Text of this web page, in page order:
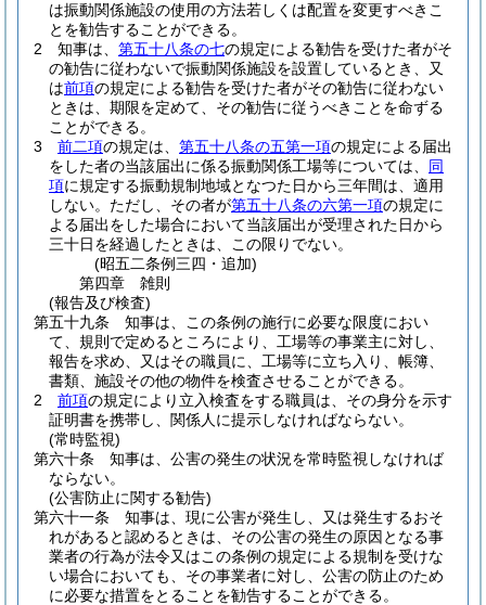
は振動関係施設の使用の方法若しくは配置を変更すべきこ
とを勧告することができる。
2
知事は、 第五十八条の七の規定による勧告を受けた者がそ
の勧告に従わないで振動関係施設を設置しているとき、又
は前項の規定による勧告を受けた者がその勧告に従わない
ときは、期限を定めて、その勧告に従うべきことを命ずる
ことができる。
3
前二項の規定は、 第五十八条の五第一項の規定による届出
をした者の当該届出に係る振動関係工場等については、 同
項に規定する振動規制地域となつた日から三年間は、適用
しない。 ただし、その者が第五十八条の六第一項の規定に
よる届出をした場合において当該届出が受理された日から
三十日を経過したときは、この限りでない。
(昭五二条例三四・追加)
第四章
雑則
(報告及び検査)
第五十九条
知事は、この条例の施行に必要な限度におい
て、規則で定めるところにより、工場等の事業主に対し、
報告を求め、又はその職員に、工場等に立ち入り、帳簿、
書類、施設その他の物件を検査させることができる。
2
前項の規定により立入検査をする職員は、その身分を示す
証明書を携帯し、関係人に提示しなければならない。
(常時監視)
第六十条
知事は、公害の発生の状況を常時監視しなければ
ならない。
(公害防止に関する勧告)
第六十一条
知事は、現に公害が発生し、又は発生するおそ
れがあると認めるときは、その公害の発生の原因となる事
業者の行為が法令又はこの条例の規定による規制を受けな
い場合においても、その事業者に対し、公害の防止のため
に必要な措置をとることを勧告することができる。